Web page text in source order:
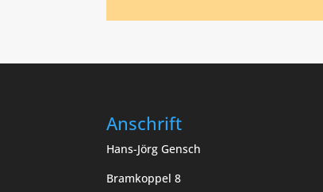
Anschrift
Hans-Jörg Gensch
Bramkoppel 8